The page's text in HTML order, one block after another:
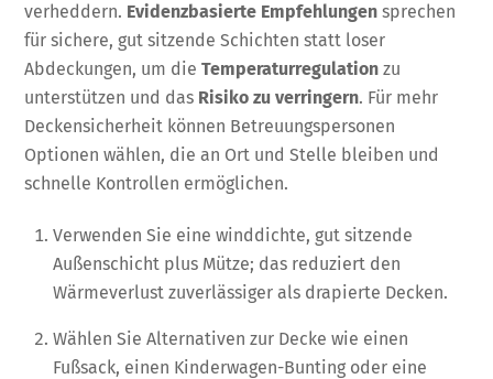
verheddern. Evidenzbasierte Empfehlungen sprechen
für sichere, gut sitzende Schichten statt loser
Abdeckungen, um dieTemperaturregulation zu
unterstützen und das Risiko zu verringern. Für mehr
Deckensicherheit können Betreuungspersonen
Optionen wählen, die an Ort und Stelle bleiben und
schnelle Kontrollen ermöglichen.
Verwenden Sie eine winddichte, gut sitzende
Außenschicht plus Mütze; das reduziert den
Wärmeverlust zuverlässiger als drapierte Decken.
Wählen Sie Alternativen zur Decke wie einen
Fußsack, einen Kinderwagen-Bunting oder eine